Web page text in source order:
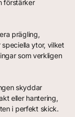
förstärker
prägling,
ytor, vilket
som verkligen
skyddar
eller hantering,
i perfekt skick.